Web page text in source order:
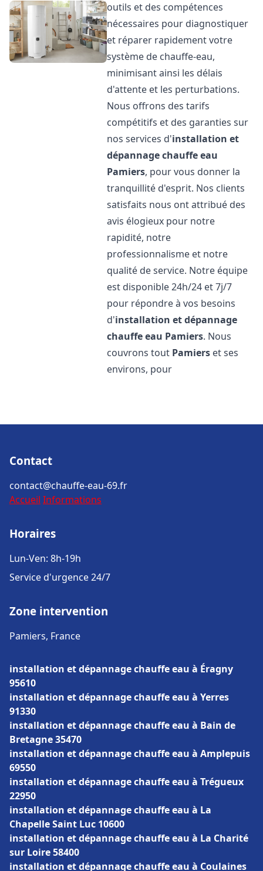
outils et des compétences
nécessaires pour diagnostiquer
et réparer rapidement votre
système de chauffe-eau,
minimisant ainsi les délais
d'attente et les perturbations.
Nous offrons des tarifs
compétitifs et des garanties sur
nos services d'installation et
dépannage chauffe eau
Pamiers, pour vous donner la
tranquillité d'esprit. Nos clients
satisfaits nous ont attribué des
avis élogieux pour notre
rapidité, notre
professionnalisme et notre
qualité de service. Notre équipe
est disponible 24h/24 et 7j/7
pour répondre à vos besoins
d'installation et dépannage
chauffe eau Pamiers. Nous
couvrons tout Pamiers et ses
environs, pour
Contact
contact@chauffe-eau-69.fr
Accueil Informations
Horaires
Lun-Ven: 8h-19h
Service d'urgence 24/7
Zone intervention
Pamiers, France
installation et dépannage chauffe eau à Éragny
95610
installation et dépannage chauffe eau à Yerres
91330
installation et dépannage chauffe eau à Bain de
Bretagne 35470
installation et dépannage chauffe eau à Amplepuis
69550
installation et dépannage chauffe eau à Trégueux
22950
installation et dépannage chauffe eau à La
Chapelle Saint Luc 10600
installation et dépannage chauffe eau à La Charité
sur Loire 58400
installation et dépannage chauffe eau à Coulaines